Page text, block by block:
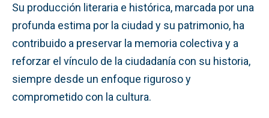
Su producción literaria e histórica, marcada por una
profunda estima por la ciudad y su patrimonio, ha
contribuido a preservar la memoria colectiva y a
reforzar el vínculo de la ciudadanía con su historia,
siempre desde un enfoque riguroso y
comprometido con la cultura.